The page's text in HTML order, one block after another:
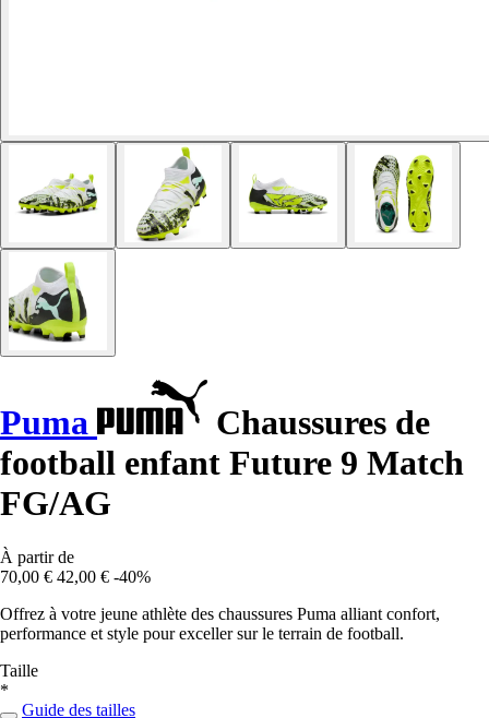
Puma
Chaussures de
football enfant Future 9 Match
FG/AG
À partir de
70,00 € 42,00 € -40%
Offrez à votre jeune athlète des chaussures Puma alliant confort,
performance et style pour exceller sur le terrain de football.
Taille
*
Guide des tailles